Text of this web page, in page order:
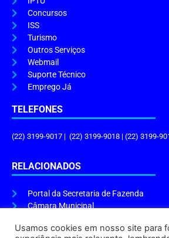
Concursos
ISS
Turismo
Outros Serviços
Webmail
Suporte Técnico
Emprego Já
TELEFONES
(22) 3199-9017 | (22) 3199-9018 | (22) 3199-
RELACIONADOS
Portal da Secretaria de Fazenda
Câmara Municipal
Usamos cookies em nosso site para